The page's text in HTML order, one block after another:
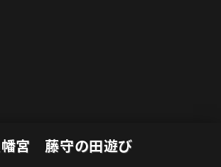
幡宮 藤守の田遊び